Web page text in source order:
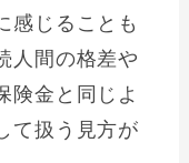
感じることも
人間の格差や
険金と同じよ
て扱う見方が